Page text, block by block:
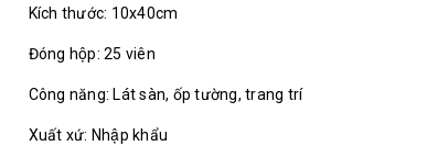
Kích thước: 10x40cm
Đóng hộp: 25 viên
Công năng: Lát sàn, ốp tường, trang trí
Xuất xứ: Nhập khẩu